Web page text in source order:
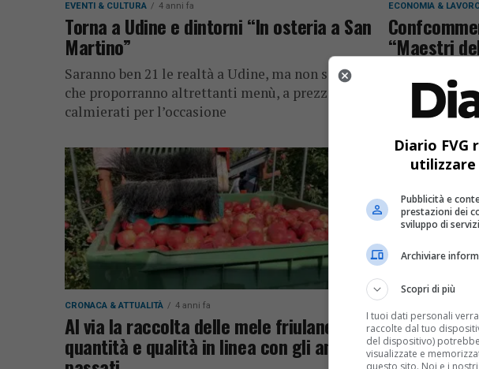
EVENTI & CULTURA 4 anni fa
Torna a Udine e dintorni “In osteria a San
Martino”
Saranno ben 21 le realtà a Udine, ma non solo,
che proporranno altrettanti menù, a prezzi
calmierati per l’occasione
ECONOMIA &
“Maestri
passione,
CRONACA & ATTUALITÀ 4 anni fa
Al via la raccolta delle mele friulane:
quantità e qualità in linea con gli anni
Nasce il
in Friuli: è
Diario FVG
Pubblicità e
prestazioni dei
sviluppo di servizi
Archiviare
Scopri di più
I tuoi dati personali
raccolte dal tuo
del dispositivo)
visualizzate e
questo sito. Noi e i